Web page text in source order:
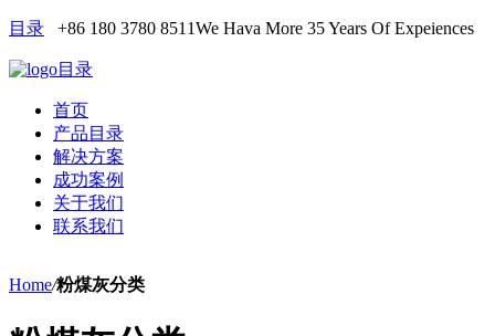
目录 +86 180 3780 8511We Hava More 35 Years Of Expeiences
目录
首页
产品目录
解决方案
成功案例
关于我们
联系我们
Home/粉煤灰分类